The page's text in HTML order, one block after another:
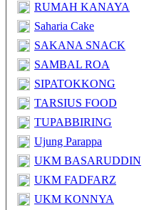
RUMAH KANAYA
Saharia Cake
SAKANA SNACK
SAMBAL ROA
SIPATOKKONG
TARSIUS FOOD
TUPABBIRING
Ujung Parappa
UKM BASARUDDIN
UKM FADFARZ
UKM KONNYA